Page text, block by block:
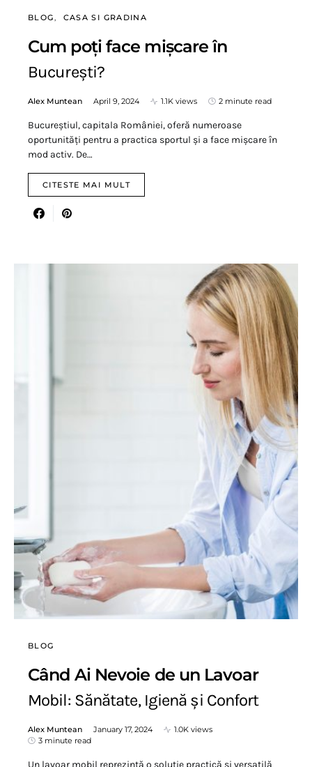
BLOG CASA SI GRADINA
Cum poți face mișcare în
București?
Alex Muntean April 9, 2024 1.1K views 2 minute read
Bucureștiul, capitala României, oferă numeroase
oportunități pentru a practica sportul și a face mișcare în
mod activ. De…
CITESTE MAI MULT
BLOG
Când Ai Nevoie de un Lavoar
Mobil: Sănătate, Igienă și Confort
Alex Muntean January 17, 2024
1.0K views
3 minute read